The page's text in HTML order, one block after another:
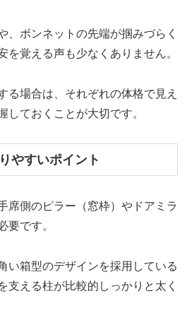
、ボンネットの先端が掴みづらく
を覚える声も少なくありません。
る場合は、それぞれの体格で見え
しておくことが大切です。
やすいポイント
席側のピラー（窓枠）やドアミラ
要です。
い箱型のデザインを採用している
支える柱が比較的しっかりと太く